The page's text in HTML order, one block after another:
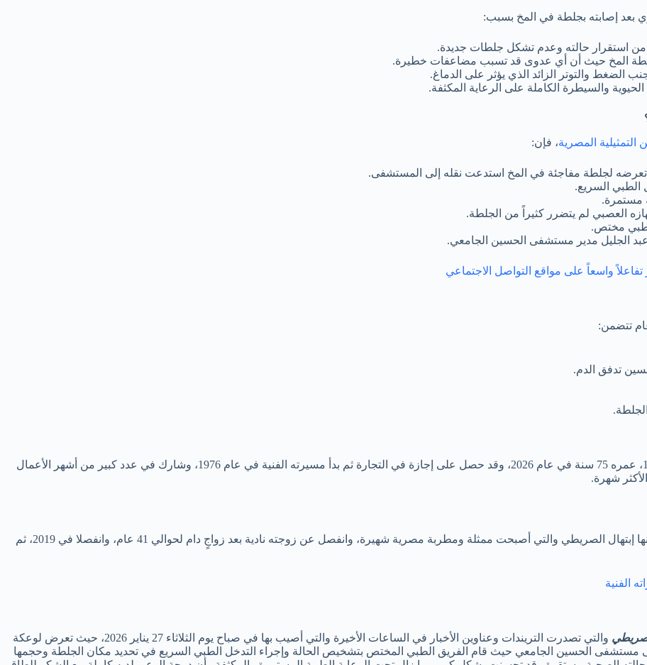
بعد إصابته بجلطة في المخ بسبب:
المخ حيث أن أي عدوى قد تسبب مضاعفات خطيرة.
الضغط والتوتر الزائد الذي يؤثر على الدماغ.
والسيطرة الكاملة على الرعاية المكثفة.
التمثيلية المصرية، فإن:
لجلطة مفاجئة في المخ استدعت نقله إلى المستشفى.
الطبي السريع.
مستمرة.
العصبي لم يتضرر كثيراً من الجلطة.
طبي مختص.
الجليل مدير مستشفى الحسين الجامعي.
واسعاً على مواقع التواصل الاجتماعي
تتضمن:
تدفق الدم.
وهو أحد أبرز وجوه السينما والدراما المصرية، وُلِدَ في 19 مارس 1951، عمره 75 سنة في عام 2026، وقد حصل على إجازة في التجارة ثم بدأ مسيرته الفنية في عام 1976، وشارك في عدد كبير من أشهر الأعمال
شهرة.
تزوج الفنان سامح الصريطي في عام 1978 من نادية فهمي وأنجب منها إبتهال الصريطي والتي أصبحت ممثلة ومطربة مصرية شهيرة، وانفصل عن زوجته نادية بعد زواجٍ دام لحوالي 41 عام، وانفصلا في 2019، ثم
الفنية
والتي تصدرت التريندات وعناوين الأخبار في الساعات الأخيرة والتي أصيب بها في صباح يوم الثلاثاء 27 يناير 2026، حيث تعرض لوعكة
الحسين الجامعي حيث قام الفريق الطبي المختص بتشخيص الحالة وإجراء التدخل الطبي السريع في تحديد مكان الجلطة وحجمها